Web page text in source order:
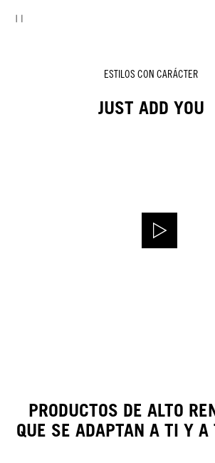
ESTILOS CON CARÁCTER
JUST ADD YOU
PRODUCTOS DE ALTO
QUE SE ADAPTAN A TI Y A